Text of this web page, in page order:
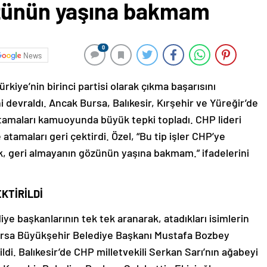
yaşına bakmam
News
0
birinci partisi olarak çıkma başarısını
Ancak Bursa, Balıkesir, Kırşehir ve Yüreğir’de
kamuoyunda büyük tepki topladı. CHP lideri
geri çektirdi. Özel, “Bu tip işler CHP’ye
almayanın gözünün yaşına bakmam.” ifadelerini
başkanlarının tek tek aranarak, atadıkları isimlerin
Büyükşehir Belediye Başkanı Mustafa Bozbey
Balıkesir’de CHP milletvekili Serkan Sarı’nın ağabeyi